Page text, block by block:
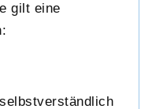
gilt eine